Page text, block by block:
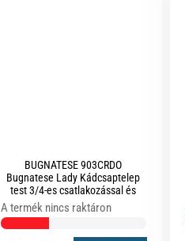
BUGNATESE 903CRDO
Bugnatese Lady Kádcsaptelep
test 3/4-es csatlakozással és
1/2-es csatlakozással króm-
arany színben
A termék nincs raktáron